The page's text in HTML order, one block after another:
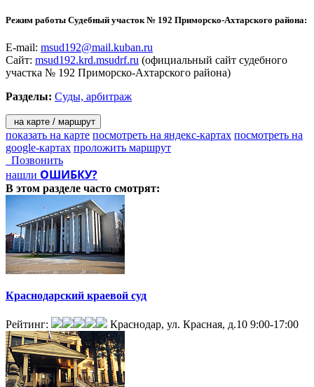
Режим работы Судебный участок № 192 Приморско-Ахтарского района:
E-mail: msud192@mail.kuban.ru
Сайт: msud192.krd.msudrf.ru (официальный сайт судебного
участка № 192 Приморско-Ахтарского района)
Разделы: Суды, арбитраж
на карте / маршрут
показать на карте посмотреть на яндекс-картах посмотреть на
google-картах проложить маршрут
Позвонить
нашли ОШИБКУ?
В этом разделе часто смотрят:
Краснодарский краевой суд
Рейтинг: Краснодар, ул. Красная, д.10 9:00-17:00